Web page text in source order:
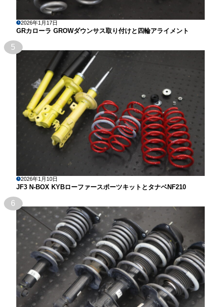
2026年1月17日
GRカローラ GROWダウンサス取り付けと四輪アライメント
5
2026年1月10日
JF3 N-BOX KYBローファースポーツキットとタナベNF210
6